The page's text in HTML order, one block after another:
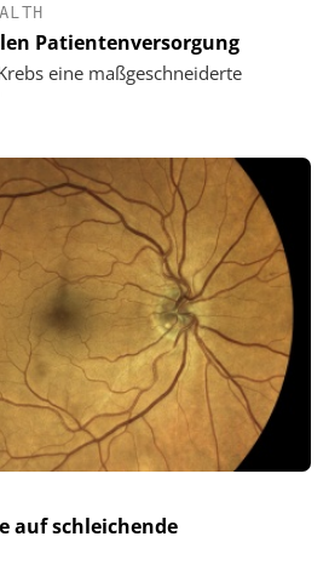
Patientenversorgung
eine maßgeschneiderte
auf schleichende